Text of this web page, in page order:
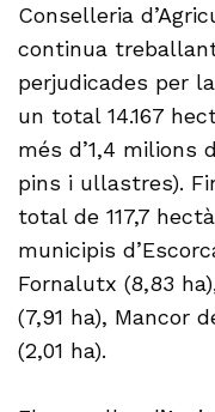
Conselleria
continua
perjudicades per
un total 14.167
més d’1,4 milions
pins i ullastres).
total de 117,7
municipis
Fornalutx (8,83
(7,91 ha), Mancor
(2,01 ha).